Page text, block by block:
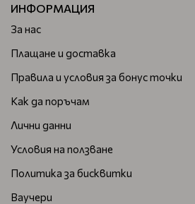
ИНФОРМАЦИЯ
За нас
Плащане и доставка
Правила и условия за бонус точки
Как да поръчам
Лични данни
Условия на ползване
Политика за бисквитки
Ваучери